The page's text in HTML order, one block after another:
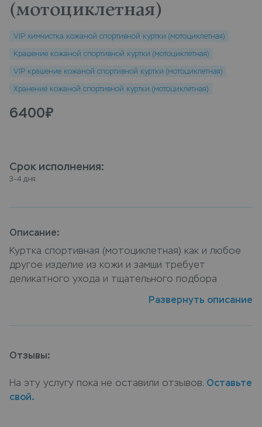
(мотоциклетная)
VIP химчистка кожаной спортивной куртки (мотоциклетная)
Крашение кожаной спортивной куртки (мотоциклетная)
VIP крашение кожаной спортивной куртки (мотоциклетная)
Хранение кожаной спортивной куртки (мотоциклетная)
6400₽
Срок исполнения:
3–4 дня
Описание:
Куртка спортивная (мотоциклетная) как и любое
другое изделие из кожи и замши требует
деликатного ухода и тщательного подбора
изделия обеспечит ему ухоженный и свежий вид.
специалисты химчистки Leda подберут
особенности материала изделия. Сдать куртка
спортивная (мотоциклетная) в химчистку можно в
Развернуть описание
Отзывы:
На эту услугу пока не оставили отзывов. Оставьте
свой.